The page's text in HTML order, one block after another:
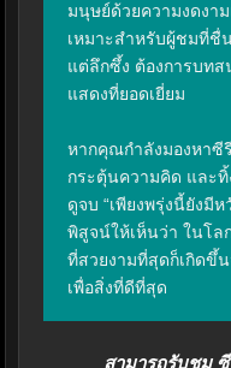
มนุษย์ด้วยความงดงา
เหมาะสำหรับผู้ชมที่ชื่
แต่ลึกซึ้ง ต้องการบท
แสดงที่ยอดเยี่ยม
หากคุณกำลังมองหาซี
กระตุ้นความคิด และทิ้
ดูจบ “เพียงพรุ่งนี้ยังมี
พิสูจน์ให้เห็นว่า ในโล
ที่สวยงามที่สุดก็เกิดขึ้
เพื่อสิ่งที่ดีที่สุด
สามารถรับชม ซี